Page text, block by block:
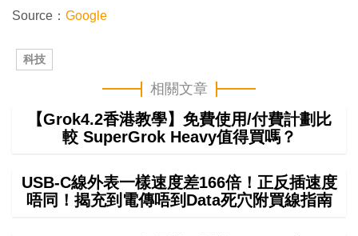
Source： Google
科技
相關文章
【Grok4.2香港教學】免費使用/付費計劃比
較 SuperGrok Heavy值得買嗎？
USB-C線外表一樣速度差166倍！正反插速度
唔同！揭充到電傳唔到Data死穴附買線指南